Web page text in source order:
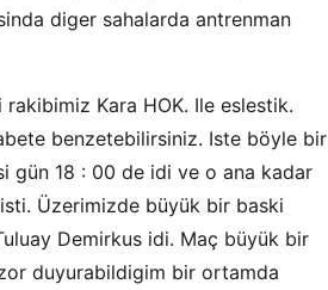
diger sahalarda antrenman
Kara HOK. Ile eslestik.
benzetebilirsiniz. Iste böyle bir
gün 18 : 00 de idi ve o ana kadar
Üzerimizde büyük bir baski
Demirkus idi. Maç büyük bir
duyurabildigim bir ortamda